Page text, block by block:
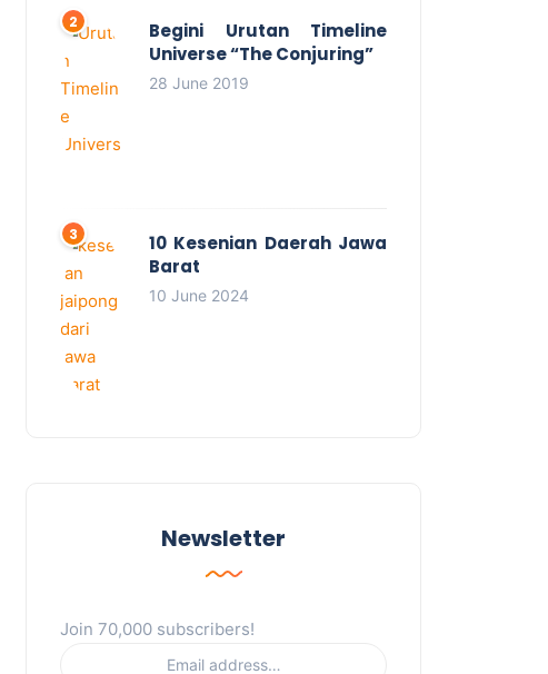
Begini Urutan Timeline
Universe “The Conjuring”
28 June 2019
10 Kesenian Daerah Jawa
Barat
10 June 2024
Newsletter
Join 70,000 subscribers!